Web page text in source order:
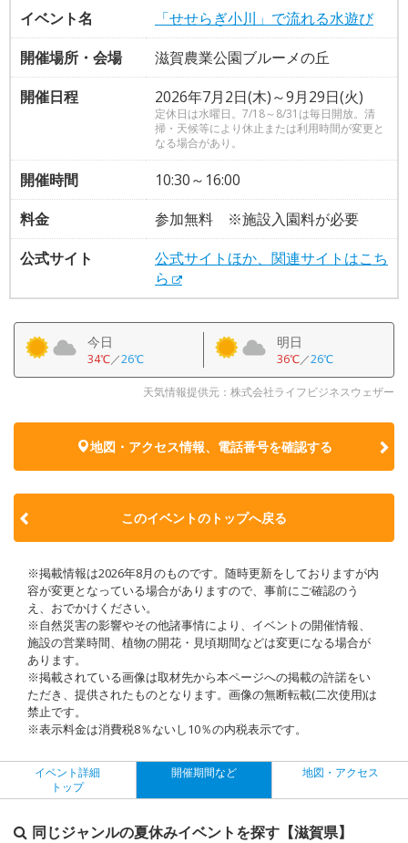
イベント名
「せせらぎ小川」で流れる水遊び
開催場所・会場
滋賀農業公園ブルーメの丘
開催日程
2026年7月2日(木)～9月29日(火)
定休日は水曜日。7/18～8/31は毎日開放。清
掃・天候等により休止または利用時間が変更と
なる場合があり。
開催時間
10:30～16:00
料金
参加無料 ※施設入園料が必要
公式サイト
公式サイトほか、関連サイトはこち
ら
今日
34℃／26℃
明日
36℃／26℃
天気情報提供元：株式会社ライフビジネスウェザー
地図・アクセス情報、電話番号を確認する
このイベントのトップへ戻る
※掲載情報は2026年8月のものです。随時更新をしておりますが内
容が変更となっている場合がありますので、事前にご確認のう
え、おでかけください。
※自然災害の影響やその他諸事情により、イベントの開催情報、
施設の営業時間、植物の開花・見頃期間などは変更になる場合が
あります。
※掲載されている画像は取材先から本ページへの掲載の許諾をい
ただき、提供されたものとなります。画像の無断転載(二次使用)は
禁止です。
※表示料金は消費税8％ないし10％の内税表示です。
イベント詳細
トップ
開催期間など 地図・アクセス
同じジャンルの夏休みイベントを探す【滋賀県】